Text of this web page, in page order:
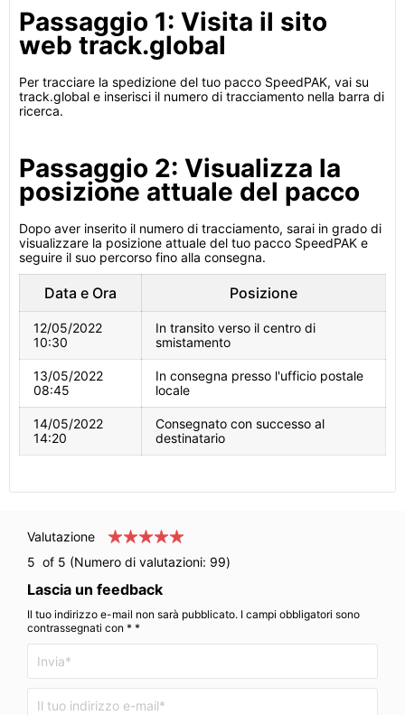
Passaggio 1: Visita il sito
web track.global
Per tracciare la spedizione del tuo pacco SpeedPAK, vai su
track.global e inserisci il numero di tracciamento nella barra di
ricerca.
Passaggio 2: Visualizza la
posizione attuale del pacco
Dopo aver inserito il numero di tracciamento, sarai in grado di
visualizzare la posizione attuale del tuo pacco SpeedPAK e
seguire il suo percorso fino alla consegna.
Data e Ora Posizione
12/05/2022
10:30
In transito verso il centro di
smistamento
13/05/2022
08:45
In consegna presso l'ufficio postale
locale
14/05/2022
14:20
Consegnato con successo al
destinatario
Valutazione
5 of 5 (Numero di valutazioni: 99)
Lascia un feedback
Il tuo indirizzo e-mail non sarà pubblicato. I campi obbligatori sono
contrassegnati con * *